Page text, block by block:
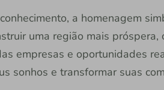
a homenagem
uma região mais próspera,
empresas e oportunidades
sonhos e transformar suas